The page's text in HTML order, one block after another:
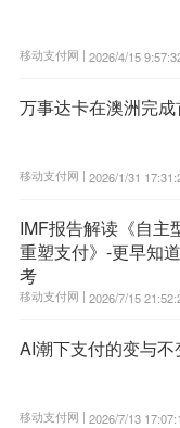
移动支付网 | 2026/4/15
万事达卡在澳洲完
移动支付网 | 2026/1/31
IMF报告解读《自主
重塑支付》-更早知
考
移动支付网 | 2026/7/15
AI潮下支付的变与不
移动支付网 | 2026/7/13